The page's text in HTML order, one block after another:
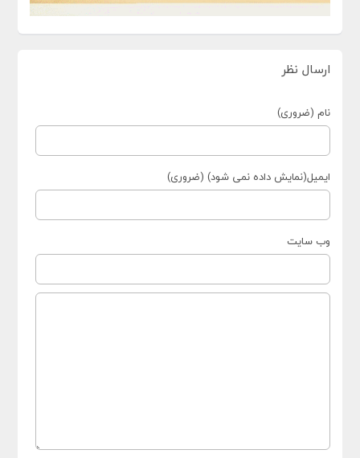
ارسال نظر
نام (ضروری)
ایمیل(نمایش داده نمی شود) (ضروری)
وب سایت